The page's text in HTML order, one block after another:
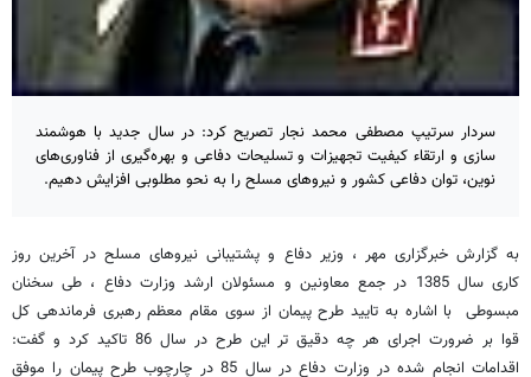
سردار سرتیپ مصطفی محمد نجار تصریح کرد: در سال جدید با هوشمند
سازی و ارتقاء کیفیت تجهیزات و تسلیحات دفاعی و بهره‌گیری از فناوری‌های
نوین، توان دفاعی کشور و نیروهای مسلح را به نحو مطلوبی افزایش دهیم.
به گزارش خبرگزاری مهر ، وزیر دفاع و پشتیبانی نیروهای مسلح در آخرین روز
کاری سال 1385 در جمع معاونین و مسئولان ارشد وزارت دفاع ، طی سخنان
مبسوطی با اشاره به تایید طرح پیمان از سوی مقام معظم رهبری فرماندهی کل
قوا بر ضرورت اجرای هر چه دقیق تر این طرح در سال 86 تاکید کرد و گفت:
اقدامات انجام شده در وزارت دفاع در سال 85 در چارچوب طرح پیمان را موفق